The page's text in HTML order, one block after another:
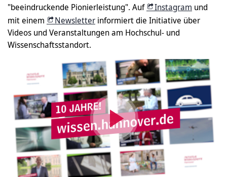
"beeindruckende Pionierleistung". Auf
Instagram und
mit einem
Newsletter informiert die Initiative über
Videos und Veranstaltungen am Hochschul- und
Wissenschaftsstandort.
Video
abspielen